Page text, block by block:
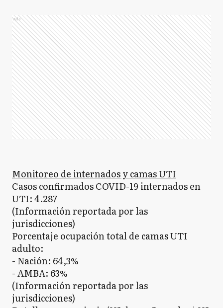
Ads
Monitoreo de internados y camas UTI
Casos confirmados COVID-19 internados en
UTI: 4.287
(Información reportada por las
jurisdicciones)
Porcentaje ocupación total de camas UTI
adulto:
- Nación: 64,3%
- AMBA: 63%
(Información reportada por las
jurisdicciones)